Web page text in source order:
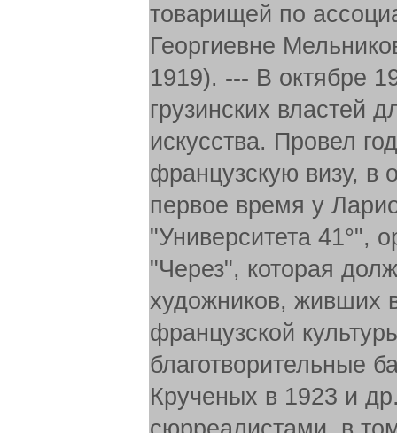
товарищей по
Георгиевне
1919). --- В октябре
грузинских властей
искусства. Провел
французскую визу, в
первое время у
"Университета 41°",
"Через", которая
художников, живших
французской
благотворительные
Крученых в 1923 и